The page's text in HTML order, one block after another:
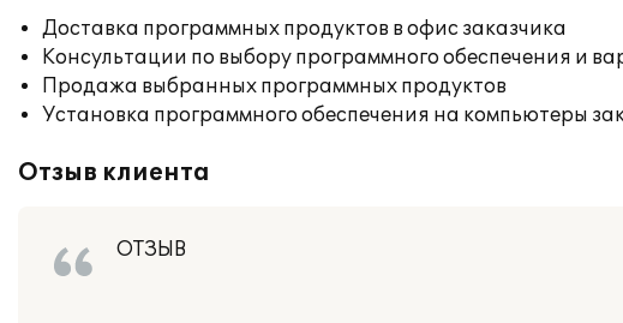
Доставка программных продуктов в офис заказчика
Консультации по выбору программного обеспечения и
Продажа выбранных программных продуктов
Установка программного обеспечения на компьютеры
Отзыв клиента
ОТЗЫВ